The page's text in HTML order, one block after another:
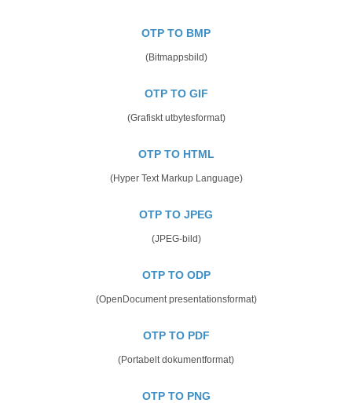
OTP TO BMP
(Bitmappsbild)
OTP TO GIF
(Grafiskt utbytesformat)
OTP TO HTML
(Hyper Text Markup Language)
OTP TO JPEG
(JPEG-bild)
OTP TO ODP
(OpenDocument presentationsformat)
OTP TO PDF
(Portabelt dokumentformat)
OTP TO PNG